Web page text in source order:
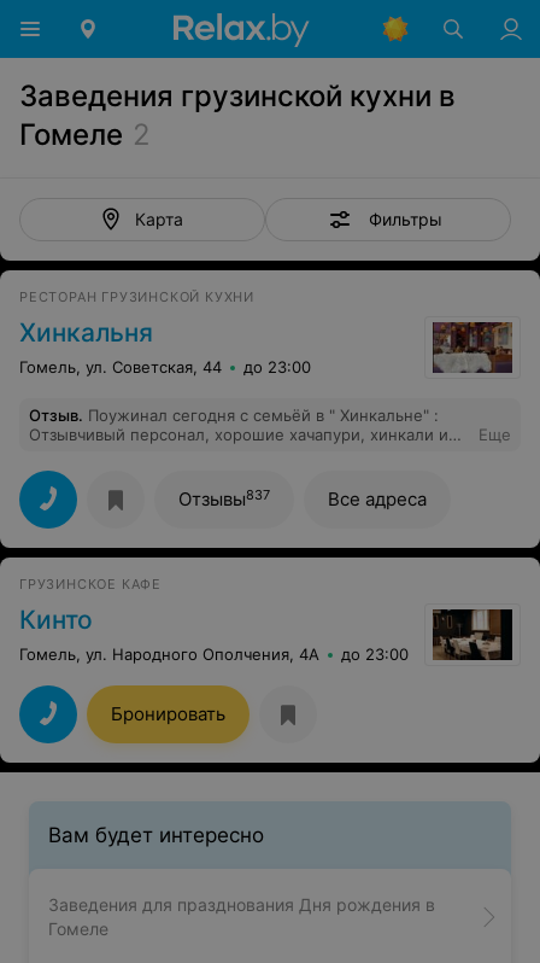
Заведения грузинской кухни в
Гомеле 2
Карта Фильтры
РЕСТОРАН ГРУЗИНСКОЙ КУХНИ
Хинкальня
Гомель, ул. Советская, 44 до 23:00
Отзыв. Поужинал сегодня с семьёй в " Хинкальне" :
Отзывчивый персонал, хорошие хачапури, хинкали и
последующий ужин был испорчен одним моим
любимым блюдом национальной кухни: " суп харчо"! :
принесли коричневую острую "жижу" посыпанную
укропом. Хорошо, что я знаю, что такое "суп харчо" , я
оказался от "жижи" которую в этом заведении
этого заведения научить как готовить гордость
национальной грузинской кухни "суп харчо"
Еще
Отзывы837 Все адреса
ГРУЗИНСКОЕ КАФЕ
Кинто
Гомель, ул. Народного Ополчения, 4А до 23:00
Бронировать
Вам будет интересно
Заведения для празднования Дня рождения в
Гомеле